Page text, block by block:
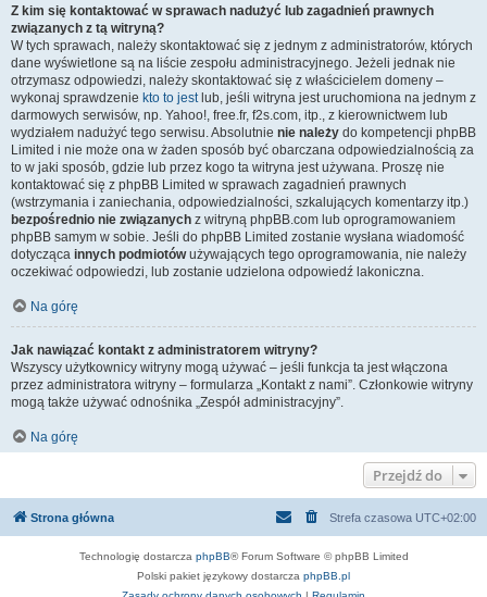
Z kim się kontaktować w sprawach nadużyć lub zagadnień prawnych
związanych z tą witryną?
W tych sprawach, należy skontaktować się z jednym z administratorów, których
dane wyświetlone są na liście zespołu administracyjnego. Jeżeli jednak nie
otrzymasz odpowiedzi, należy skontaktować się z właścicielem domeny –
wykonaj sprawdzenie kto to jestlub, jeśli witryna jest uruchomiona na jednym z
darmowych serwisów, np. Yahoo!, free.fr, f2s.com, itp., z kierownictwem lub
wydziałem nadużyć tego serwisu. Absolutnie nie należy do kompetencji phpBB
Limited i nie może ona w żaden sposób być obarczana odpowiedzialnością za
to w jaki sposób, gdzie lub przez kogo ta witryna jest używana. Proszę nie
kontaktować się z phpBB Limited w sprawach zagadnień prawnych
(wstrzymania i zaniechania, odpowiedzialności, szkalujących komentarzy itp.)
bezpośrednio nie związanych z witryną phpBB.com lub oprogramowaniem
phpBB samym w sobie. Jeśli do phpBB Limited zostanie wysłana wiadomość
dotycząca innych podmiotówużywających tego oprogramowania, nie należy
oczekiwać odpowiedzi, lub zostanie udzielona odpowiedź lakoniczna.
Na górę
Jak nawiązać kontakt z administratorem witryny?
Wszyscy użytkownicy witryny mogą używać – jeśli funkcja ta jest włączona
przez administratora witryny – formularza „Kontakt z nami”. Członkowie witryny
mogą także używać odnośnika „Zespół administracyjny”.
Na górę
Przejdź do
Strona główna Strefa czasowa UTC+02:00
Technologię dostarcza phpBB® Forum Software © phpBB Limited
Polski pakiet językowy dostarcza phpBB.pl